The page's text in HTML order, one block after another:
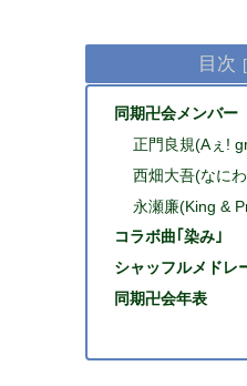
目次
同期卍会メンバー
正門良規(Aぇ!
西畑大吾(なに
永瀬廉(King &
コラボ曲｢染み｣
シャッフルメドレ
同期卍会年表